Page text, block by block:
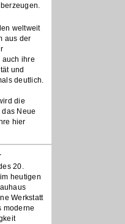
weltweit
aus der
auch ihre
und
deutlich.
die
Neue
hier
20.
heutigen
Werkstatt
moderne